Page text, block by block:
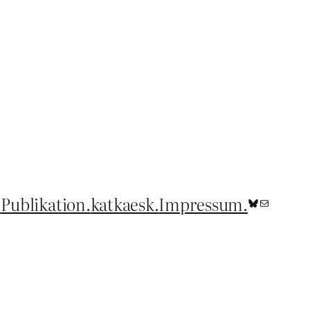
Publikation.katkaesk.Impressum.Bluesky
E-Mail